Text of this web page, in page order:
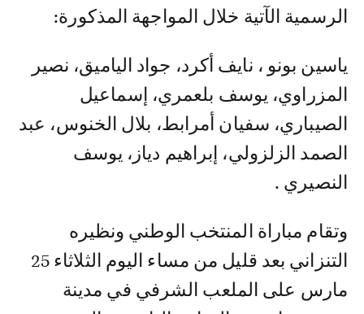
الرسمية الآتية خلال المواجهة المذكورة:
ياسين بونو ، نايف أكرد، جواد الياميق، نصير
المزراوي، يوسف بلعمري، إسماعيل
الصيباري، سفيان أمرابط، بلال الخنوس، عبد
الصمد الزلزولي، إبراهيم دياز، يوسف
النصيري .
وتقام مباراة المنتخب الوطني ونظيره
التنزاني بعد قليل من مساء اليوم الثلاثاء 25
مارس على الملعب الشرفي في مدينة